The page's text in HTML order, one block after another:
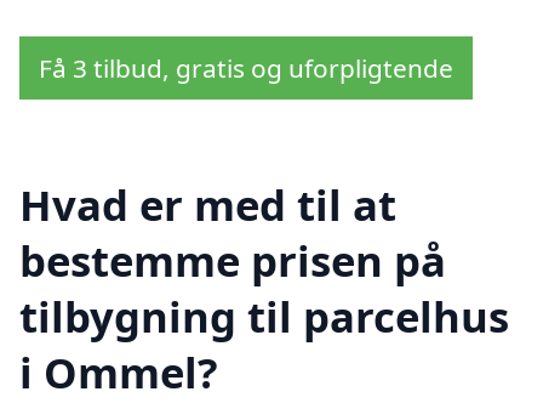
Få 3 tilbud, gratis og uforpligtende
Hvad er med til at
bestemme prisen på
tilbygning til parcelhus
i Ommel?